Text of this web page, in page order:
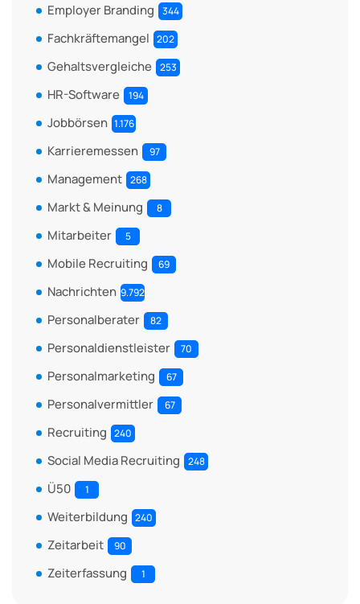
Employer Branding 344
Fachkräftemangel 202
Gehaltsvergleiche 253
HR-Software 194
Jobbörsen 1.176
Karrieremessen 97
Management 268
Markt & Meinung 8
Mitarbeiter 5
Mobile Recruiting 69
Nachrichten 9.792
Personalberater 82
Personaldienstleister 70
Personalmarketing 67
Personalvermittler 67
Recruiting 240
Social Media Recruiting 248
Ü50 1
Weiterbildung 240
Zeitarbeit 90
Zeiterfassung 1